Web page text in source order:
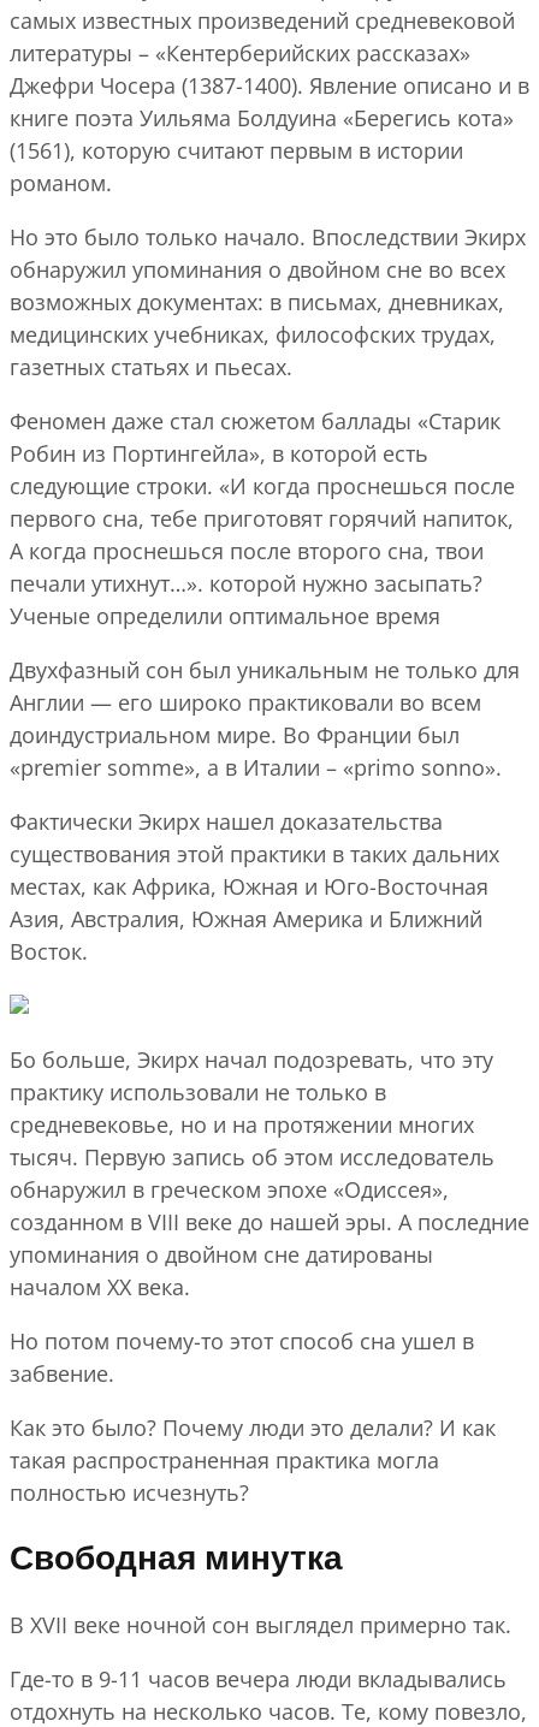
самых известных произведений средневековой
литературы – «Кентерберийских рассказах»
Джефри Чосера (1387-1400). Явление описано и в
книге поэта Уильяма Болдуина «Берегись кота»
(1561), которую считают первым в истории
романом.
Но это было только начало. Впоследствии Экирх
обнаружил упоминания о двойном сне во всех
возможных документах: в письмах, дневниках,
медицинских учебниках, философских трудах,
газетных статьях и пьесах.
Феномен даже стал сюжетом баллады «Старик
Робин из Портингейла», в которой есть
следующие строки. «И когда проснешься после
первого сна, тебе приготовят горячий напиток,
А когда проснешься после второго сна, твои
печали утихнут…». которой нужно засыпать?
Ученые определили оптимальное время
Двухфазный сон был уникальным не только для
Англии — его широко практиковали во всем
доиндустриальном мире. Во Франции был
«premier somme», а в Италии – «primo sonno».
Фактически Экирх нашел доказательства
существования этой практики в таких дальних
местах, как Африка, Южная и Юго-Восточная
Азия, Австралия, Южная Америка и Ближний
Восток.
Бо больше, Экирх начал подозревать, что эту
практику использовали не только в
средневековье, но и на протяжении многих
тысяч. Первую запись об этом исследователь
обнаружил в греческом эпохе «Одиссея»,
созданном в VIII веке до нашей эры. А последние
упоминания о двойном сне датированы
началом XX века.
Но потом почему-то этот способ сна ушел в
забвение.
Как это было? Почему люди это делали? И как
такая распространенная практика могла
полностью исчезнуть?
Свободная минутка
В XVII веке ночной сон выглядел примерно так.
Где-то в 9-11 часов вечера люди вкладывались
отдохнуть на несколько часов. Те, кому повезло,